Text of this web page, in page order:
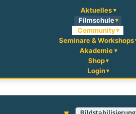
Aktuelles
Filmschule
Community
Seminare & Workshops
Akademie
Shop
Login